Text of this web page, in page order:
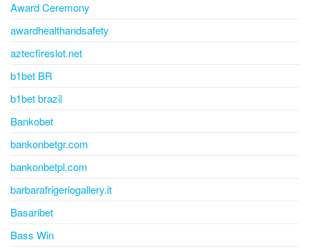
Award Ceremony
awardhealthandsafety
aztecfireslot.net
b1bet BR
b1bet brazil
Bankobet
bankonbetgr.com
bankonbetpl.com
barbarafrigeriogallery.it
Basaribet
Bass Win